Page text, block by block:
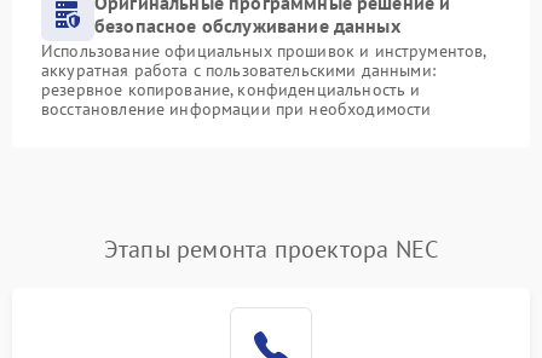
безопасное обслуживание данных
Использование официальных прошивок и инструментов,
аккуратная работа с пользовательскими данными:
резервное копирование, конфиденциальность и
восстановление информации при необходимости
Этапы ремонта проектора NEC